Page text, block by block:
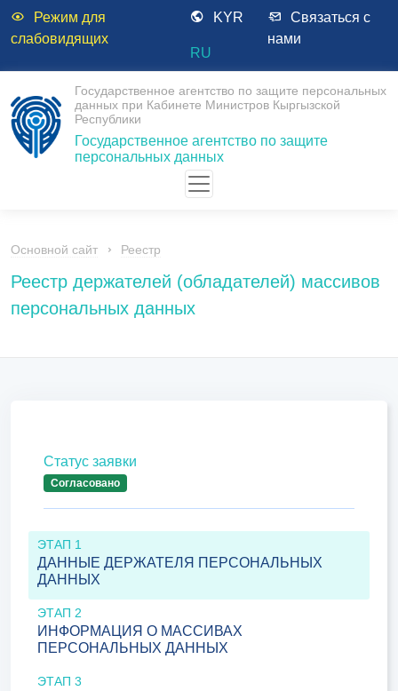
Режим для
слабовидящих
KYR
RU
Связаться с
нами
Государственное агентство по защите персональных
данных при Кабинете Министров Кыргызской
Республики
Государственное агентство по защите
персональных данных
Основной сайт Реестр
Реестр держателей (обладателей) массивов
персональных данных
Статус заявки
Согласовано
ЭТАП 1
ДАННЫЕ ДЕРЖАТЕЛЯ ПЕРСОНАЛЬНЫХ
ДАННЫХ
ЭТАП 2
ИНФОРМАЦИЯ О МАССИВАХ
ПЕРСОНАЛЬНЫХ ДАННЫХ
ЭТАП 3